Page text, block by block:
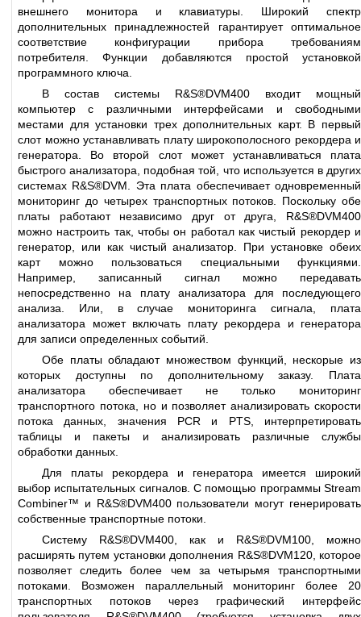
внешнего монитора и клавиатуры. Широкий спектр
дополнительных принадлежностей гарантирует оптимальное
соответствие конфигурации прибора требованиям
потребителя. Функции добавляются простой установкой
программного ключа.
В состав системы R&S®DVM400 входит мощный
компьютер с различными интерфейсами и свободными
местами для установки трех дополнительных карт. В первый
слот можно устанавливать плату широкополосного рекордера и
генератора. Во второй слот может устанавливаться плата
быстрого анализатора, подобная той, что используется в других
системах R&S®DVM. Эта плата обеспечивает одновременный
мониторинг до четырех транспортных потоков. Поскольку обе
платы работают независимо друг от друга, R&S®DVM400
можно настроить так, чтобы он работал как чистый рекордер и
генератор, или как чистый анализатор. При установке обеих
карт можно пользоваться специальными функциями.
Например, записанный сигнал можно передавать
непосредственно на плату анализатора для последующего
анализа. Или, в случае мониторинга сигнала, плата
анализатора может включать плату рекордера и генератора
для записи определенных событий.
Обе платы обладают множеством функций, нескорые из
которых доступны по дополнительному заказу. Плата
анализатора обеспечивает не только мониторинг
транспортного потока, но и позволяет анализировать скорости
потока данных, значения PCR и PTS, интерпретировать
таблицы и пакеты и анализировать различные службы
обработки данных.
Для платы рекордера и генератора имеется широкий
выбор испытательных сигналов. С помощью программы Stream
Combiner™ и R&S®DVM400 пользователи могут генерировать
собственные транспортные потоки.
Систему R&S®DVM400, как и R&S®DVM100, можно
расширять путем установки дополнения R&S®DVM120, которое
позволяет следить более чем за четырьмя транспортными
потоками. Возможен параллельный мониторинг более 20
транспортных потоков через графический интерфейс